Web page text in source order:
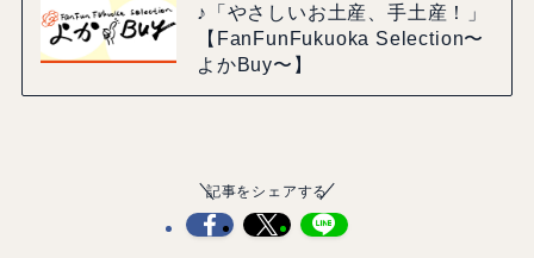
♪「やさしいお土産、手土産！」
【FanFunFukuoka Selection〜
よかBuy〜】
記事をシェアする